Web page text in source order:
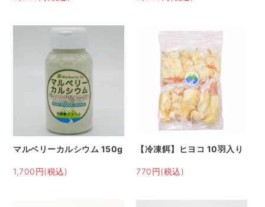
マルベリーカルシウム 150g
1,700円(税込)
【冷凍餌】ヒヨコ 10羽入り
770円(税込)